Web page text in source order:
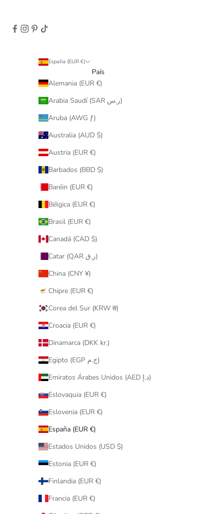
España (EUR €)
País
Alemania (EUR €)
Arabia Saudí (SAR ر.س)
Aruba (AWG ƒ)
Australia (AUD $)
Austria (EUR €)
Barbados (BBD $)
Baréin (EUR €)
Bélgica (EUR €)
Brasil (EUR €)
Canadá (CAD $)
Catar (QAR ر.ق)
China (CNY ¥)
Chipre (EUR €)
Corea del Sur (KRW ₩)
Croacia (EUR €)
Dinamarca (DKK kr.)
Egipto (EGP ج.م)
Emiratos Árabes Unidos (AED د.إ)
Eslovaquia (EUR €)
Eslovenia (EUR €)
España (EUR €)
Estados Unidos (USD $)
Estonia (EUR €)
Finlandia (EUR €)
Francia (EUR €)